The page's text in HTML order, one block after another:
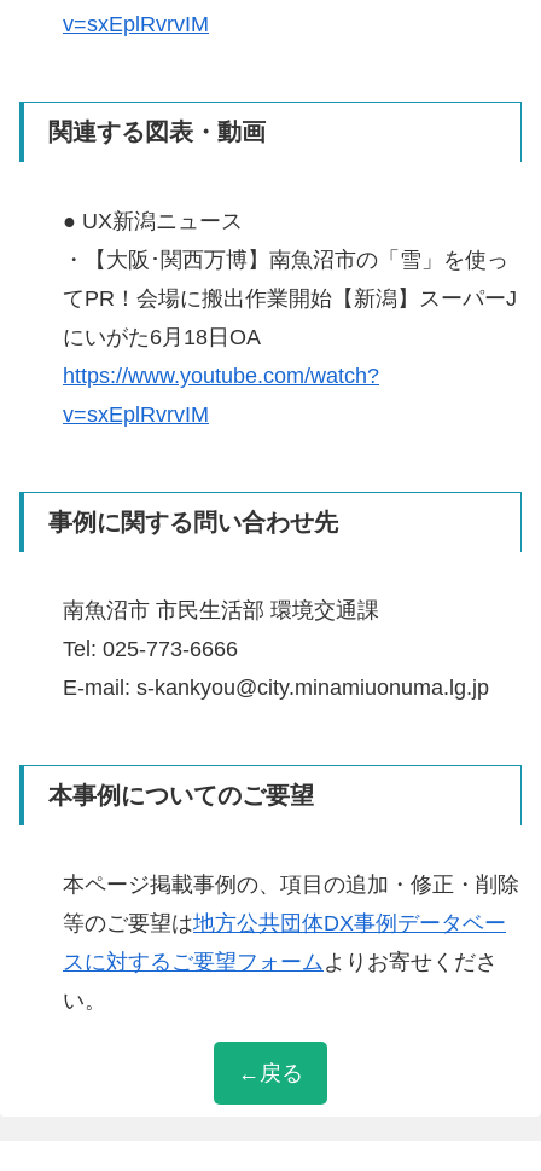
←戻る
v=sxEplRvrvIM
関連する図表・動画
● UX新潟ニュース
・【大阪･関西万博】南魚沼市の「雪」を使っ
てPR！会場に搬出作業開始【新潟】スーパーJ
にいがた6月18日OA
https://www.youtube.com/watch?
v=sxEplRvrvIM
事例に関する問い合わせ先
南魚沼市 市民生活部 環境交通課
Tel: 025-773-6666
E-mail: s-kankyou@city.minamiuonuma.lg.jp
本事例についてのご要望
本ページ掲載事例の、項目の追加・修正・削除
等のご要望は地方公共団体DX事例データベー
スに対するご要望フォーム よりお寄せくださ
い。